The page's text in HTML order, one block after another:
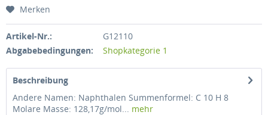
Merken
Artikel-Nr.:
G12110
Abgabebedingungen:
Shopkategorie 1
Beschreibung
Andere Namen: Naphthalen Summenformel: C 10 H 8
Molare Masse: 128,17g/mol... mehr